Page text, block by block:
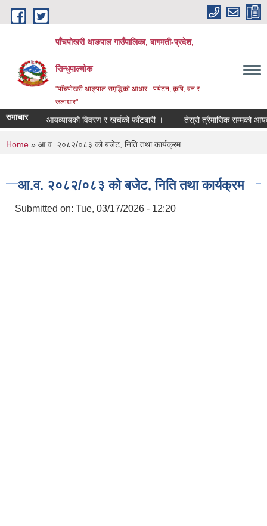
Skip to main content
पाँचपोखरी थाङपाल गाउँपालिका, बागमती-प्रदेश,
सिन्धुपाल्चोक
"पाँचपोखरी थाङ्पाल समृद्धिको आधार - पर्यटन, कृषि, वन र
जलाधार"
समाचारआयव्यायको विवरण र खर्चको फाँटबारी । तेस्रो त्रैमासिक सम्मको
You are here
Home » आ.व. २०८२/०८३ को बजेट, निति तथा कार्यक्रम
आ.व. २०८२/०८३ को बजेट, निति तथा कार्यक्रम
Submitted on: Tue, 03/17/2026 - 12:20